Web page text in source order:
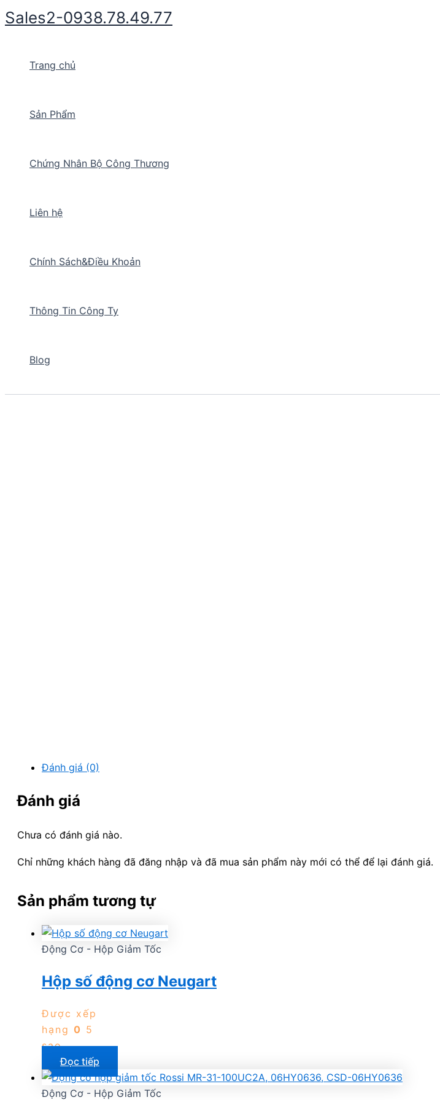
Nhảy
tới
Sales2-0938.78.49.77
Trang chủ
Sản Phẩm
Chứng Nhân Bộ Công Thương
Liên hệ
Chính Sách&Điều Khoản
Thông Tin Công Ty
Blog
Đánh giá (0)
Đánh giá
Chưa có đánh giá nào.
Chỉ những khách hàng đã đăng nhập và đã mua sản phẩm này mới có thể để lại đánh giá.
Sản phẩm tương tự
Động Cơ - Hộp Giảm Tốc
Hộp số động cơ Neugart
Được xếp
hạng 0 5
sao
Đọc tiếp
Động Cơ - Hộp Giảm Tốc